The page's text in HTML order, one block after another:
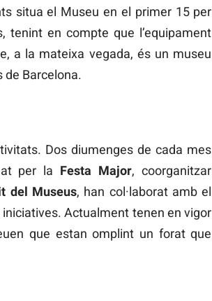
situa el Museu en el primer 15 per
tenint en compte que l’equipament
a la mateixa vegada, és un museu
Barcelona.
Dos diumenges de cada mes
per la Festa Major, coorganitzar
del Museus, han col·laborat amb el
Actualment tenen en vigor
que estan omplint un forat que